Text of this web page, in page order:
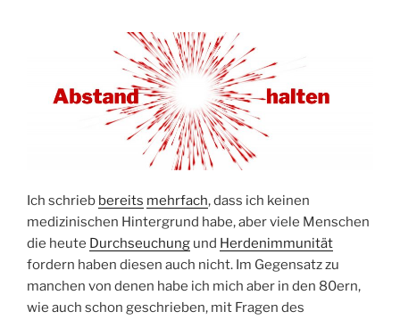
Ich schrieb bereits mehrfach, dass ich keinen
medizinischen Hintergrund habe, aber viele Menschen
die heute Durchseuchung und Herdenimmunität
fordern haben diesen auch nicht. Im Gegensatz zu
manchen von denen habe ich mich aber in den 80ern,
wie auch schon geschrieben, mit Fragen des